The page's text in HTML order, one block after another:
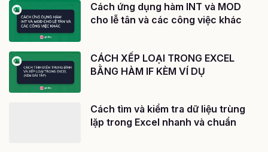
Cách ứng dụng hàm INT và MOD
cho lễ tân và các công việc khác
CÁCH XẾP LOẠI TRONG EXCEL
BẰNG HÀM IF KÈM VÍ DỤ
Cách tìm và kiểm tra dữ liệu trùng
lặp trong Excel nhanh và chuẩn